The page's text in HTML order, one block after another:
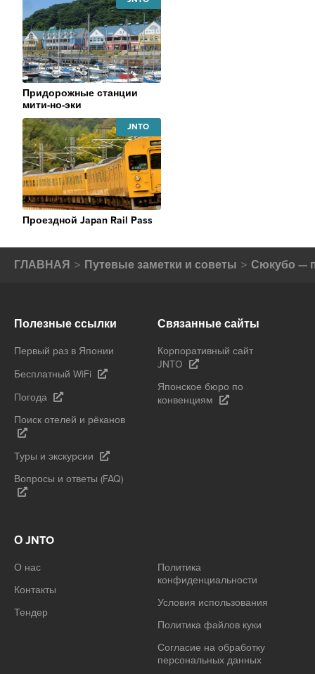
Придорожные станции
мити-но-эки
JAPAN
NATIONAL
TOURISM
ORGANIZATION
Проездной Japan Rail Pass
JAPAN
NATIONAL
TOURISM
ORGANIZATION
ГЛАВНАЯ Путевые заметки и советы Сюкубо —
Полезные ссылки
Первый раз в Японии
Бесплатный WiFi
Погода
Поиск отелей и рёканов
Туры и экскурсии
Вопросы и ответы (FAQ)
Связанные сайты
Корпоративный сайт
JNTO
Японское бюро по
конвенциям
О JNTO
О нас
Контакты
Тендер
Политика
конфиденциальности
Условия использования
Политика файлов куки
Согласие на обработку
персональных данных